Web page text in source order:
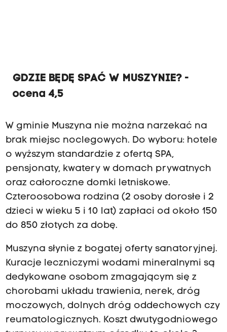
GDZIE BĘDĘ SPAĆ W MUSZYNIE? -
ocena 4,5
W gminie Muszyna nie można narzekać na
brak miejsc noclegowych. Do wyboru: hotele
o wyższym standardzie z ofertą SPA,
pensjonaty, kwatery w domach prywatnych
oraz całoroczne domki letniskowe.
Czteroosobowa rodzina (2 osoby dorosłe i 2
dzieci w wieku 5 i 10 lat) zapłaci od około 150
do 850 złotych za dobę.
Muszyna słynie z bogatej oferty sanatoryjnej.
Kuracje leczniczymi wodami mineralnymi są
dedykowane osobom zmagającym się z
chorobami układu trawienia, nerek, dróg
moczowych, dolnych dróg oddechowych czy
reumatologicznych. Koszt dwutygodniowego